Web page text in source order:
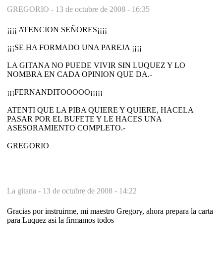
GREGORIO - 13 de octubre de 2008 - 16:35
¡¡¡¡ ATENCION SEÑORES¡¡¡¡
¡¡¡SE HA FORMADO UNA PAREJA ¡¡¡¡
LA GITANA NO PUEDE VIVIR SIN LUQUEZ Y LO
NOMBRA EN CADA OPINION QUE DA.-
¡¡¡FERNANDITOOOOO¡¡¡¡¡
ATENTI QUE LA PIBA QUIERE Y QUIERE, HACELA
PASAR POR EL BUFETE Y LE HACES UNA
ASESORAMIENTO COMPLETO.-
GREGORIO
La gitana - 13 de octubre de 2008 - 14:22
Gracias por instruirme, mi maestro Gregory, ahora prepara la carta
para Luquez asi la firmamos todos